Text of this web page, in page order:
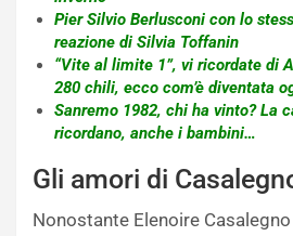
Pier Silvio Berlusconi con lo
reazione di Silvia Toffanin
“Vite al limite 1”, vi ricordate di
280 chili, ecco com’è diventata
Sanremo 1982, chi ha vinto? La
ricordano, anche i bambini…
Gli amori di
Nonostante Elenoire